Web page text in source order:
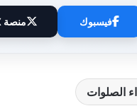
فيسبوك منصة X
الصلوات